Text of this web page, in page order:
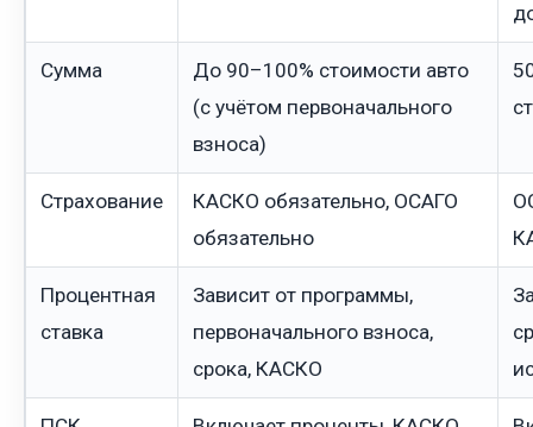
Сумма
До 90–100% стоимости авто
(с учётом первоначального
взноса)
Страхование
КАСКО обязательно, ОСАГО
обязательно
Процентная
ставка
Зависит от программы,
первоначального взноса,
срока, КАСКО